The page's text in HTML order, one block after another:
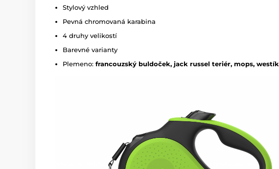
Stylový vzhled
Pevná chromovaná karabina
4 druhy velikostí
Barevné varianty
Plemeno: francouzský buldoček, jack russel teriér, mops, westík